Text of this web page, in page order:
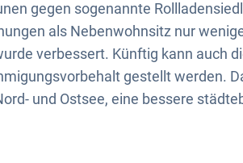
gegen sogenannte
als Nebenwohnsitz nur
verbessert. Künftig kann auch
gestellt werden.
und Ostsee, eine bessere